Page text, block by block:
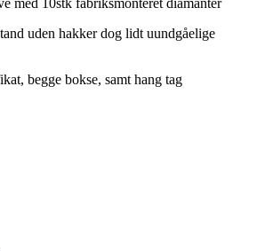
uden hakker dog lidt uundgåelige
begge bokse, samt hang tag